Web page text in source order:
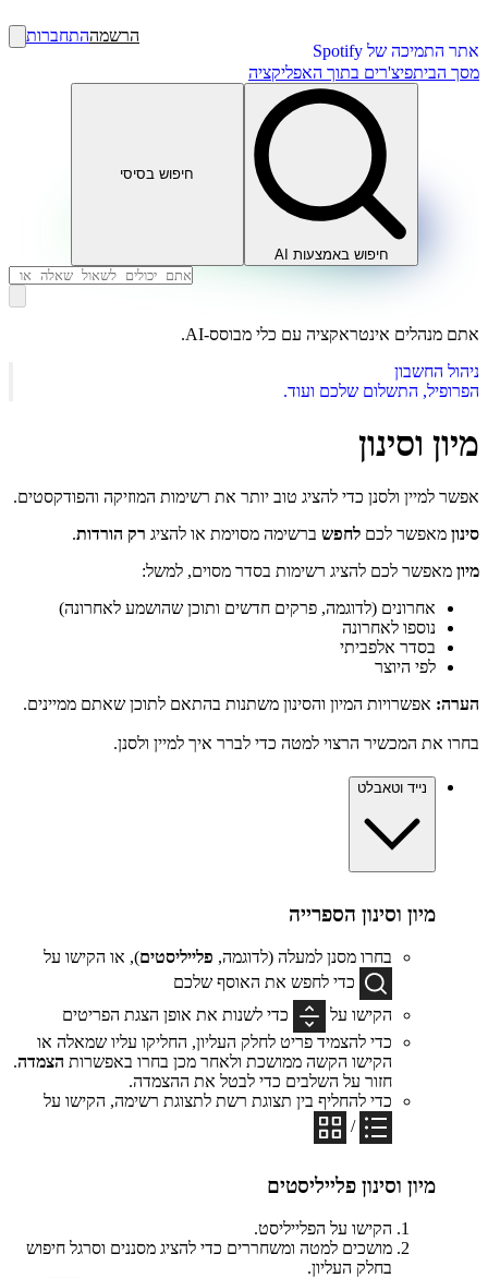
אתר התמיכה של Spotify
הרשמההתחברות
מסך הביתפיצ'רים בתוך האפליקציה
חיפוש באמצעות AI
חיפוש בסיסי
אתם מנהלים אינטראקציה עם כלי מבוסס-AI.
ניהול החשבון
הפרופיל, התשלום שלכם ועוד.
מיון וסינון
אפשר למיין ולסנן כדי להציג טוב יותר את רשימות המוזיקה והפודקסטים.
סינון מאפשר לכם לחפש ברשימה מסוימת או להציג רק הורדות.
מיון מאפשר לכם להציג רשימות בסדר מסוים, למשל:
אחרונים (לדוגמה, פרקים חדשים ותוכן שהושמע לאחרונה)
נוספו לאחרונה
בסדר אלפביתי
לפי היוצר
הערה: אפשרויות המיון והסינון משתנות בהתאם לתוכן שאתם ממיינים.
בחרו את המכשיר הרצוי למטה כדי לברר איך למיין ולסנן.
נייד וטאבלט
מיון וסינון הספרייה
בחרו מסנן למעלה (לדוגמה, פלייליסטים), או הקישו על
כדי לחפש את האוסף שלכם
הקישו על
כדי לשנות את אופן הצגת הפריטים
כדי להצמיד פריט לחלק העליון, החליקו עליו שמאלה או
הקישו הקשה ממושכת ולאחר מכן בחרו באפשרות הצמדה.
חזור על השלבים כדי לבטל את ההצמדה.
כדי להחליף בין תצוגת רשת לתצוגת רשימה, הקישו על
/
מיון וסינון פלייליסטים
הקישו על הפלייליסט.
מושכים למטה ומשחררים כדי להציג מסננים וסרגל חיפוש
בחלק העליון.